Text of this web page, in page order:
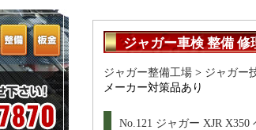
ジャガー車検 整備 修
ジャガー整備工場> ジャガー
メーカー対策品あり
No.121 ジャガー XJR